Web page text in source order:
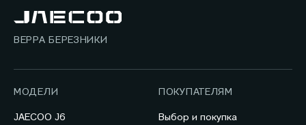
ВЕРРА БЕРЕЗНИКИ
МОДЕЛИ
JAECOO J6
ПОКУПАТЕЛЯМ
Выбор и покупка